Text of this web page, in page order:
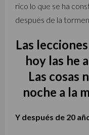
rico lo que se ha
después de la
Las
hoy las he
Las cosas
noche a la
Y después de 20